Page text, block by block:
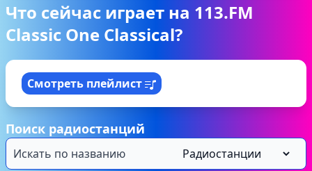
Что сейчас играет на 113.FM
Classic One Classical?
Смотреть плейлист
Поиск радиостанций